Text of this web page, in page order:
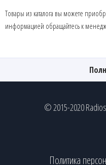
Товары из каталога вы можете
информацией обращайтесь к
© 2015-2020
Политика